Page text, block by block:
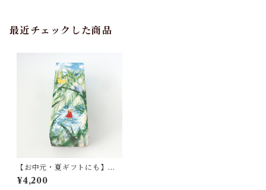
最近チェックした商品
【お中元・夏ギフトにも】麹
チーズケーキ「夏の果実とフ
ランボワーズ」（レギュラー
¥4,200